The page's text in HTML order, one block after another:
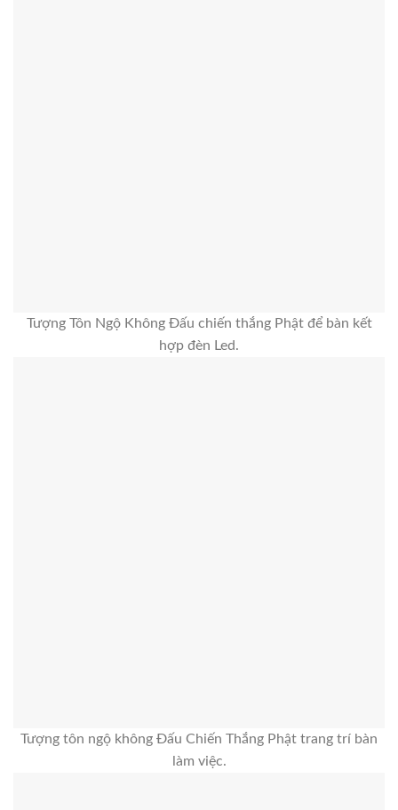
Tượng Tôn Ngộ Không Đấu chiến thắng Phật để bàn kết
hợp đèn Led.
Tượng tôn ngộ không Đấu Chiến Thắng Phật trang trí bàn
làm việc.